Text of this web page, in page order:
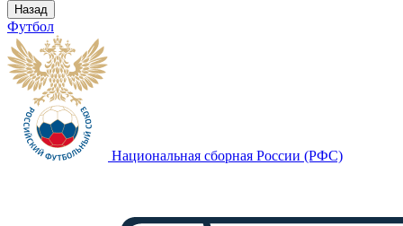
Назад
Футбол
Национальная сборная России (РФС)